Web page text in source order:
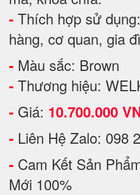
- Thích hợp sử
hàng, cơ quan, gia
- Màu sắc: Brown
- Thương hiệu:
- Giá: 10.700.000
- Liên Hệ Zalo: 098
- Cam Kết Sản
Mới 100%